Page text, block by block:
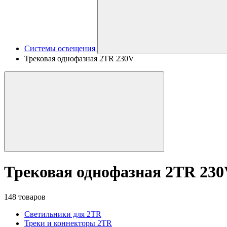
Системы освещения
Трековая однофазная 2TR 230V
Трековая однофазная 2TR
148 товаров
Светильники для 2TR
Треки и коннекторы 2TR